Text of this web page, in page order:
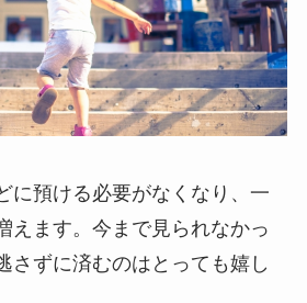
に預ける必要がなくなり、一
えます。今まで見られなかっ
さずに済むのはとっても嬉し